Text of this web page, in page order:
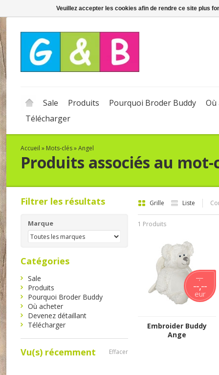
Sale Produits Pourquoi Broder Buddy
Où
Télécharger
Accueil » Mots-clés»Angel
Produits associés au mot-
Grille Liste
1 Produits
--,--
--,--
eur
Embroider Buddy
Ange
Filtrer les résultats
Marque
Catégories
Sale
Produits
Pourquoi Broder Buddy
Où acheter
Devenez détaillant
Télécharger
Vu(s) récemment Effacer
Veuillez accepter les cookies afin de rendre ce site plus